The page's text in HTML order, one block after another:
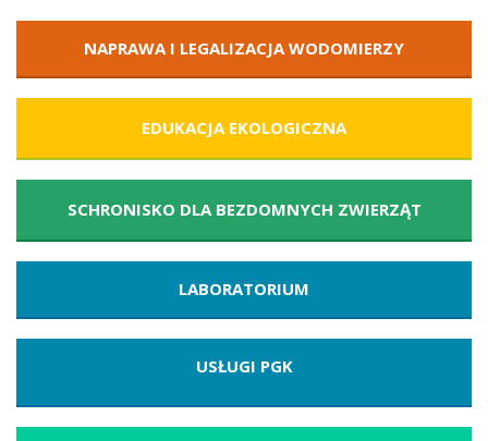
NAPRAWA I LEGALIZACJA WODOMIERZY
EDUKACJA EKOLOGICZNA
SCHRONISKO DLA BEZDOMNYCH ZWIERZĄT
LABORATORIUM
USŁUGI PGK